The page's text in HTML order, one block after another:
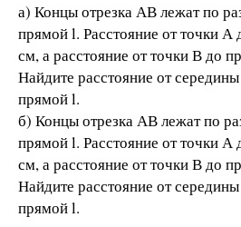
а) Концы отрезка АВ лежат по
прямой l. Расстояние от точки
см, а расстояние от точки В до
Найдите расстояние от
прямой l.
б) Концы отрезка АВ лежат по
прямой l. Расстояние от точки
см, а расстояние от точки В до
Найдите расстояние от
прямой l.